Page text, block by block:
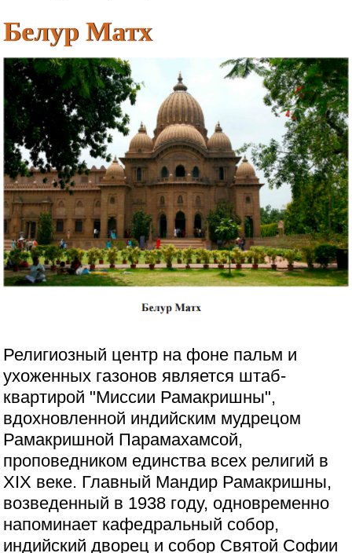
Белур Матх
Религиозный центр на фоне пальм и
ухоженных газонов является штаб-
квартирой "Миссии Рамакришны",
вдохновленной индийским мудрецом
Рамакришной Парамахамсой,
проповедником единства всех религий в
XIX веке. Главный Мандир Рамакришны,
возведенный в 1938 году, одновременно
напоминает кафедральный собор,
индийский дворец и собор Святой Софии